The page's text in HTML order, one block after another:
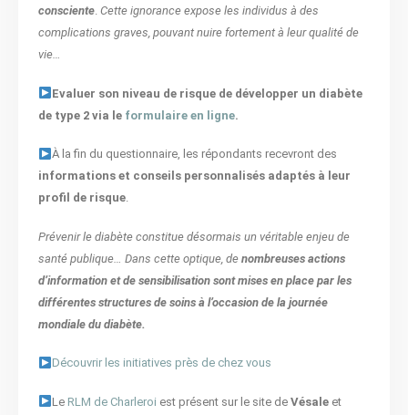
consciente.Cette ignorance expose les individus à des
complications graves, pouvant nuire fortement à leur qualité de
vie…
Evaluer son niveau de risque de développer un diabète
de type 2 via le formulaire en ligne.
À la fin du questionnaire, les répondants recevront des
informations et conseils personnalisés adaptés à leur
profil de risque.
Prévenir le diabète constitue désormais un véritable enjeu de
santé publique… Dans cette optique, denombreuses actions
d’information et de sensibilisation sont mises en place par les
différentes structures de soins à l’occasion de la journée
mondiale du diabète.
Découvrir les initiatives près de chez vous
Le RLM de Charleroi est présent sur le site deVésale et